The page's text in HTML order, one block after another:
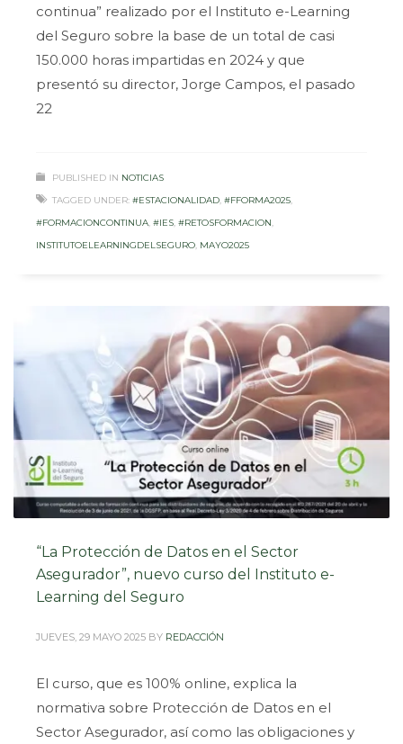
continua” realizado por el Instituto e-Learning
del Seguro sobre la base de un total de casi
150.000 horas impartidas en 2024 y que
presentó su director, Jorge Campos, el pasado
22
PUBLISHED IN NOTICIAS
TAGGED UNDER: #ESTACIONALIDAD, #FFORMA2025,
#FORMACIONCONTINUA, #IES, #RETOSFORMACION,
INSTITUTOELEARNINGDELSEGURO, MAYO2025
“La Protección de Datos en el Sector
Asegurador”, nuevo curso del Instituto e-
Learning del Seguro
JUEVES, 29 MAYO 2025 BY REDACCIÓN
El curso, que es 100% online, explica la
normativa sobre Protección de Datos en el
Sector Asegurador, así como las obligaciones y